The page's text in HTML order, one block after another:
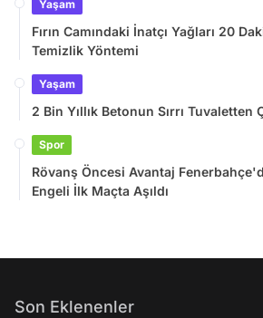
Yaşam
Fırın Camındaki İnatçı Yağları 20
Temizlik Yöntemi
Yaşam
2 Bin Yıllık Betonun Sırrı Tuvaletten
Spor
Rövanş Öncesi Avantaj
Engeli İlk Maçta Aşıldı
Son Eklenenler